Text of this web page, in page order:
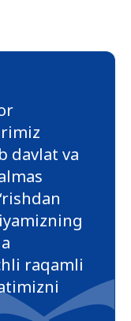
davlat va
raqamli